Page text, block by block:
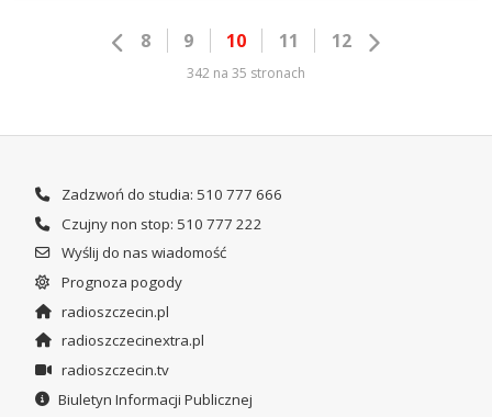
8 9 10 11 12
342 na 35 stronach
Zadzwoń do studia: 510 777 666
Czujny non stop: 510 777 222
Wyślij do nas wiadomość
Prognoza pogody
radioszczecin.pl
radioszczecinextra.pl
radioszczecin.tv
Biuletyn Informacji Publicznej